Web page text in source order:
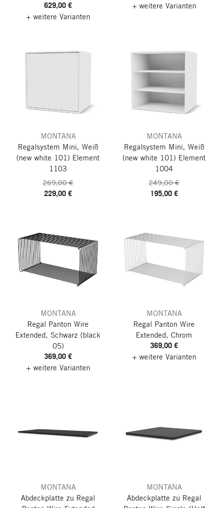
629,00 €
+ weitere Varianten
+ weitere Varianten
MONTANA
Regalsystem Mini, Weiß
(new white 101) Element
1103
269,00 €
229,00 €
MONTANA
Regalsystem Mini, Weiß
(new white 101) Element
1004
249,00 €
195,00 €
MONTANA
Regal Panton Wire
Extended, Schwarz (black
05)
369,00 €
+ weitere Varianten
MONTANA
Regal Panton Wire
Extended, Chrom
369,00 €
+ weitere Varianten
MONTANA
Abdeckplatte zu Regal
MONTANA
Abdeckplatte zu Regal